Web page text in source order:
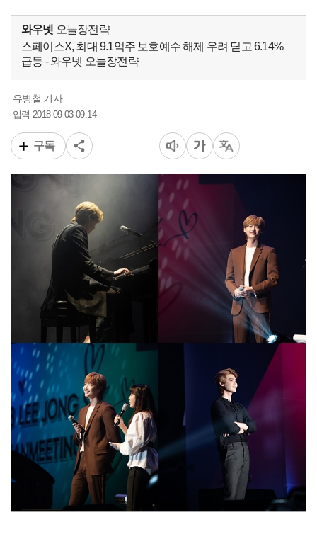
와우넷 오늘장전략
스페이스X, 최대 9.1억주 보호예수 해제 우려 딛고 6.14%
급등 - 와우넷 오늘장전략
유병철 기자
입력2018-09-03 09:14
구독